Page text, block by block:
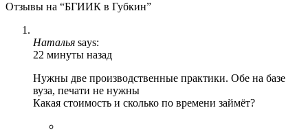
Отзывы на “БГИИК в Губкин”
Наталья says:
22 минуты назад
Нужны две производственные практики. Обе на базе
вуза, печати не нужны
Какая стоимость и сколько по времени займёт?